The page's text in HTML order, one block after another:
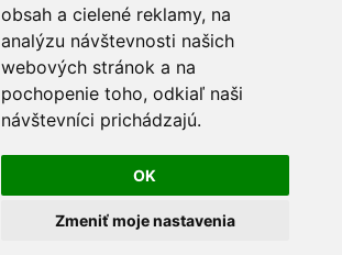
obsah a cielené reklamy, na
analýzu návštevnosti našich
webových stránok a na
pochopenie toho, odkiaľ naši
návštevníci prichádzajú.
OK
Zmeniť moje nastavenia